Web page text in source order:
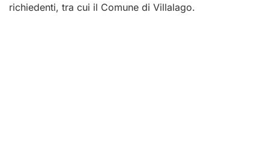
richiedenti, tra cui il Comune di Villalago.